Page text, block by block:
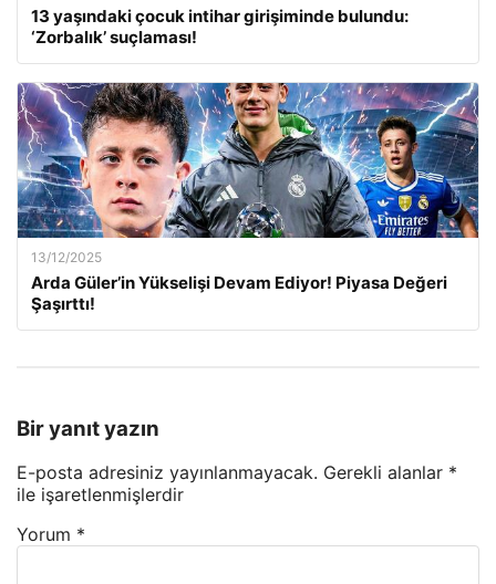
13 yaşındaki çocuk intihar girişiminde bulundu:
‘Zorbalık’ suçlaması!
13/12/2025
Arda Güler’in Yükselişi Devam Ediyor! Piyasa Değeri
Şaşırttı!
Bir yanıt yazın
E-posta adresiniz yayınlanmayacak. Gerekli alanlar *
ile işaretlenmişlerdir
Yorum *